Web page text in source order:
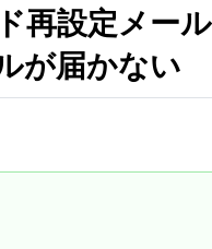
再設定メー
が届かない